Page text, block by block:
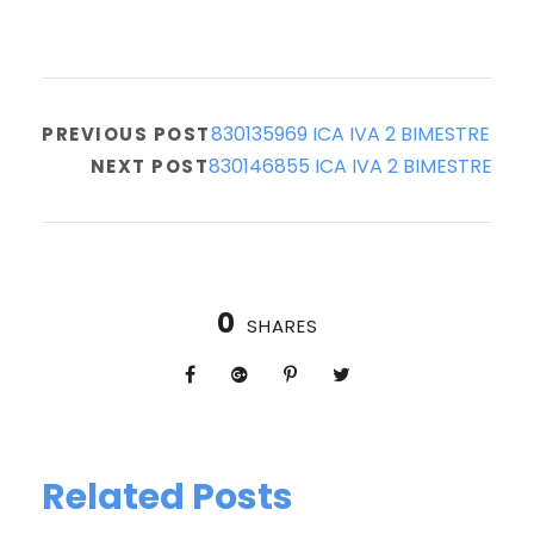
PREVIOUS POST830135969 ICA IVA 2 BIMESTRE
NEXT POST830146855 ICA IVA 2 BIMESTRE
0 SHARES
Related Posts